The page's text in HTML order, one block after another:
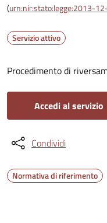
(urn:nir:stato:legge:2013-
Servizio attivo
Procedimento di
Accedi al servizio
Condividi
Normativa di riferimento